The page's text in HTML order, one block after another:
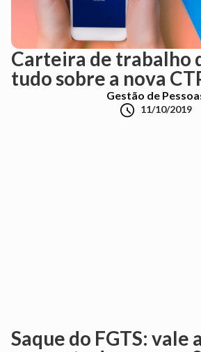
Carteira de trabalho
tudo sobre a nova
Gestão de
 11/10/2019
Saque do FGTS: vale